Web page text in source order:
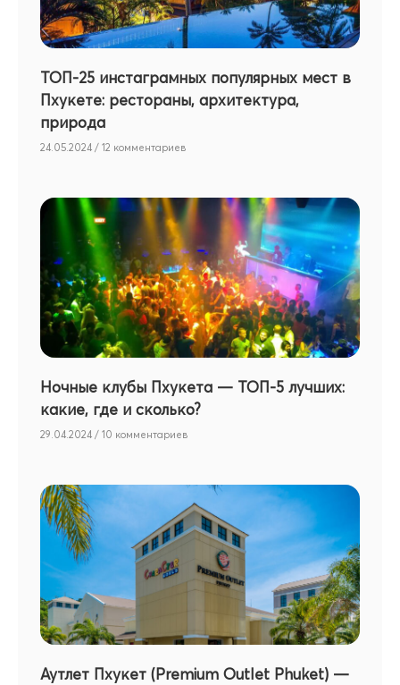
ТОП-25 инстаграмных популярных мест в
Пхукете: рестораны, архитектура,
природа
24.05.2024 12 комментариев
Ночные клубы Пхукета — ТОП-5 лучших:
какие, где и сколько?
29.04.2024 10 комментариев
Аутлет Пхукет (Premium Outlet Phuket) —